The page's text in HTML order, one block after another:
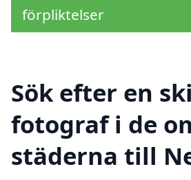
förpliktelser
Sök efter en
fotograf i de
städerna till